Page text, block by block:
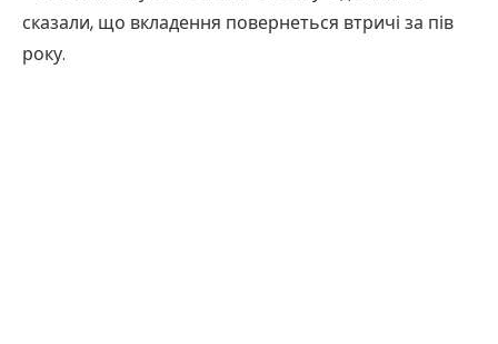
сказали, що вкладення повернеться втричі за пів
року.